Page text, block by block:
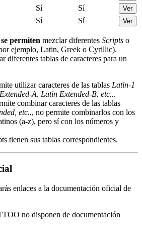
Sí Sí Ver
Sí Sí Ver
permiten mezclar diferentes Scripts o
ejemplo, Latin, Greek o Cyrillic).
diferentes tablas de caracteres para un
utilizar caracteres de las tablas Latin-1
A, Latin Extended-B, etc...
combinar caracteres de las tablas
etc.., no permite combinarlos con los
(a-z), pero sí con los números y
tienen sus tablas correspondientes.
enlaces a la documentación oficial de
no disponen de documentación